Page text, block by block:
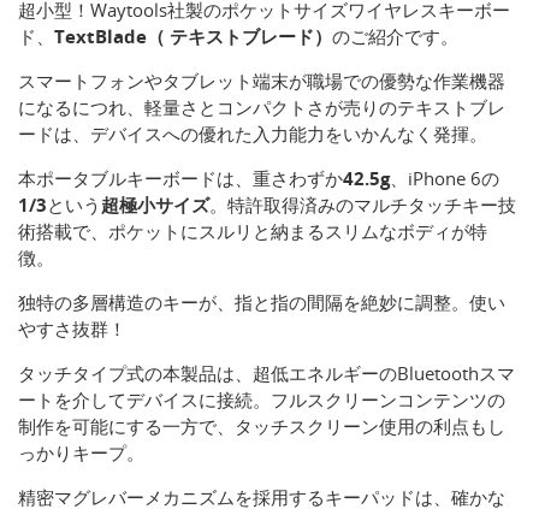
超小型！Waytools社製のポケットサイズワイヤレスキーボー
ド、 TextBlade（ テキストブレード） のご紹介です。
スマートフォンやタブレット端末が職場での優勢な作業機器
になるにつれ、軽量さとコンパクトさが売りのテキストブレ
ードは、デバイスへの優れた入力能力をいかんなく発揮。
本ポータブルキーボードは、重さわずか42.5g、iPhone 6の
1/3という 超極小サイズ。特許取得済みのマルチタッチキー技
術搭載で、ポケットにスルリと納まるスリムなボディが特
徴。
独特の多層構造のキーが、指と指の間隔を絶妙に調整。使い
やすさ抜群！
タッチタイプ式の本製品は、超低エネルギーのBluetoothスマ
ートを介してデバイスに接続。フルスクリーンコンテンツの
制作を可能にする一方で、タッチスクリーン使用の利点もし
っかりキープ。
精密マグレバーメカニズムを採用するキーパッドは、確かな